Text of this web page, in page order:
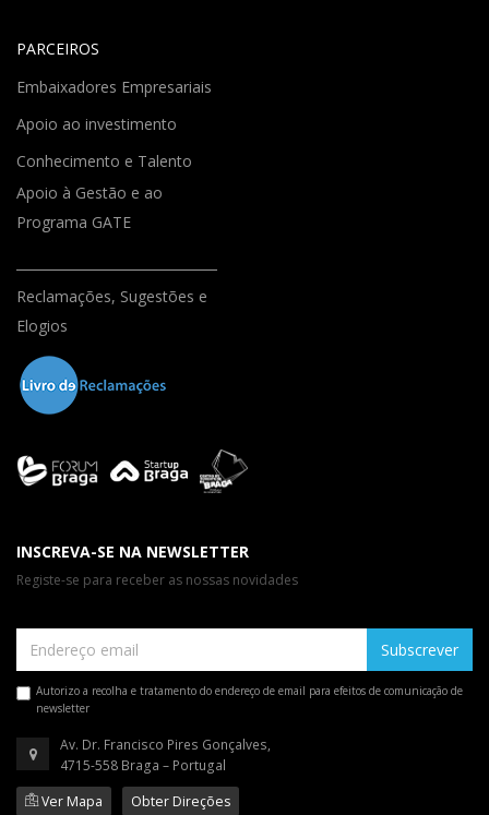
PARCEIROS
Embaixadores Empresariais
Apoio ao investimento
Conhecimento e Talento
Apoio à Gestão e ao
Programa GATE
Reclamações, Sugestões e
Elogios
INSCREVA-SE NA NEWSLETTER
Registe-se para receber as nossas novidades
Subscrever
Autorizo a recolha e tratamento do endereço de email para efeitos de comunicação de
newsletter
Av. Dr. Francisco Pires Gonçalves,
4715-558 Braga – Portugal
Ver Mapa
Obter Direções